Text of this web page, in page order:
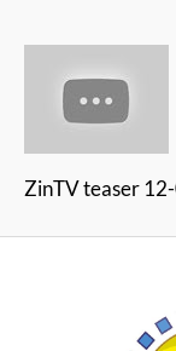
ZinTV teaser